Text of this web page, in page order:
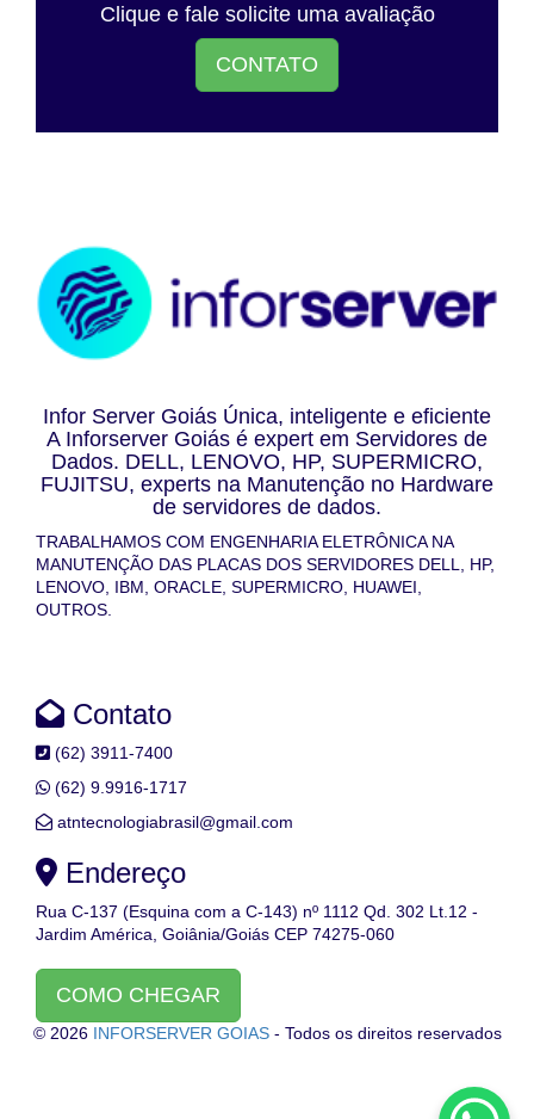
Clique e fale solicite uma avaliação
CONTATO
Infor Server Goiás Única, inteligente e eficiente
A Inforserver Goiás é expert em Servidores de
Dados. DELL, LENOVO, HP, SUPERMICRO,
FUJITSU, experts na Manutenção no Hardware
de servidores de dados.
TRABALHAMOS COM ENGENHARIA ELETRÔNICA NA
MANUTENÇÃO DAS PLACAS DOS SERVIDORES DELL, HP,
LENOVO, IBM, ORACLE, SUPERMICRO, HUAWEI,
OUTROS.
Contato
(62) 3911-7400
(62) 9.9916-1717
atntecnologiabrasil@gmail.com
Endereço
Rua C-137 (Esquina com a C-143) nº 1112 Qd. 302 Lt.12 -
Jardim América, Goiânia/Goiás CEP 74275-060
COMO CHEGAR
© 2026 INFORSERVER GOIAS- Todos os direitos reservados